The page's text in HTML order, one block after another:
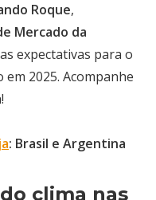
Roque,
Mercado da
expectativas para o
2025. Acompanhe
: Brasil e Argentina
clima nas